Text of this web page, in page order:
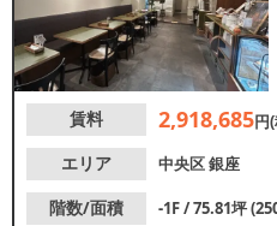
賃料 2,918,685円
エリア
中央区銀座
階数/面積
-1F / 75.81坪